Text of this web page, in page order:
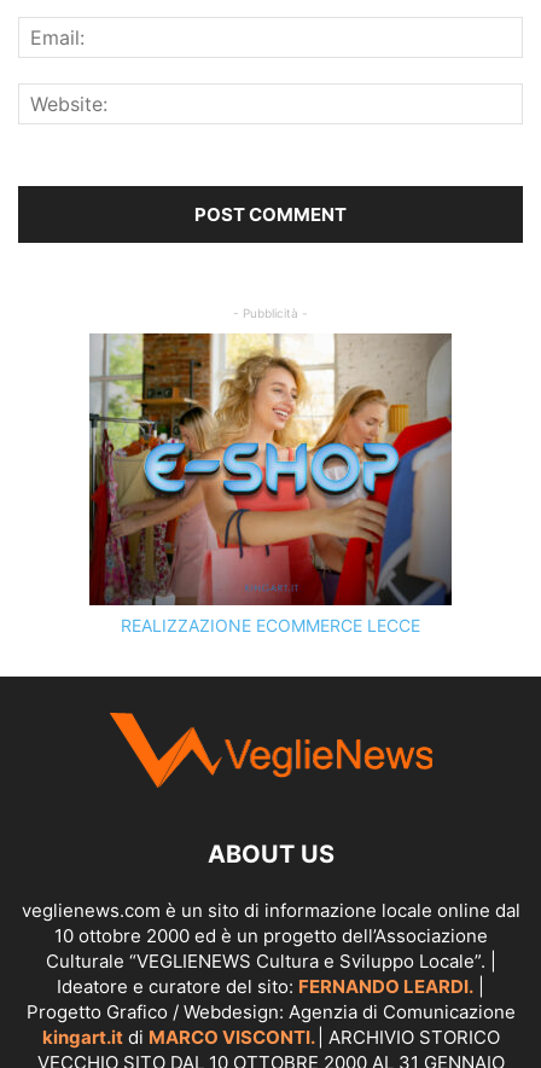
- Pubblicità -
REALIZZAZIONE ECOMMERCE LECCE
SCOPRI I SERVIZI DIKINGART.IT
ABOUT US
veglienews.com è un sito di informazione locale online dal
10 ottobre 2000 ed è un progetto dell’Associazione
Culturale “VEGLIENEWS Cultura e Sviluppo Locale”. |
Ideatore e curatore del sito: FERNANDO LEARDI.
Progetto Grafico / Webdesign: Agenzia di Comunicazione
kingart.itdi MARCO VISCONTI. | ARCHIVIO STORICO
VECCHIO SITO DAL 10 OTTOBRE 2000 AL 31 GENNAIO